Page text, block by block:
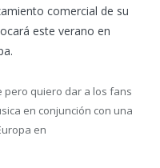
comercial de su
este verano en
pero quiero dar a los fans
en conjunción con una
en